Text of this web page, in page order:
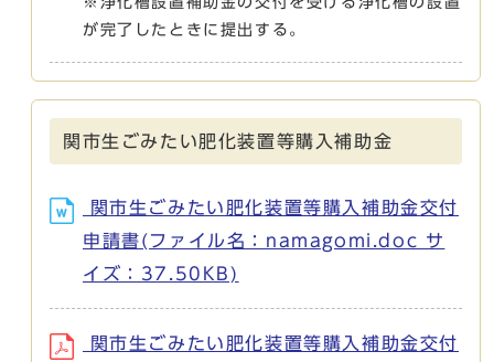
が完了したときに提出する。
関市生ごみたい肥化装置等購入補助金
関市生ごみたい肥化装置等購入補助金交付
申請書(ファイル名：namagomi.doc サ
イズ：37.50KB)
関市生ごみたい肥化装置等購入補助金交付